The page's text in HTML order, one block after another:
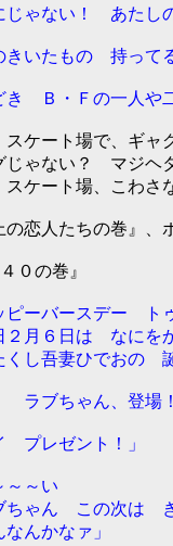
い！ あたしの
もの 持ってる
Ｆの一人や二
ケート場で、ギャ
ゃない？ マジヘ
ケート場、こわさ
恋人たちの巻』、
０の巻』
ースデー トゥ
日は なにをか
ひでおの 誕生
ん、登場
ゼント！」
い
この次は きっ
なァ」